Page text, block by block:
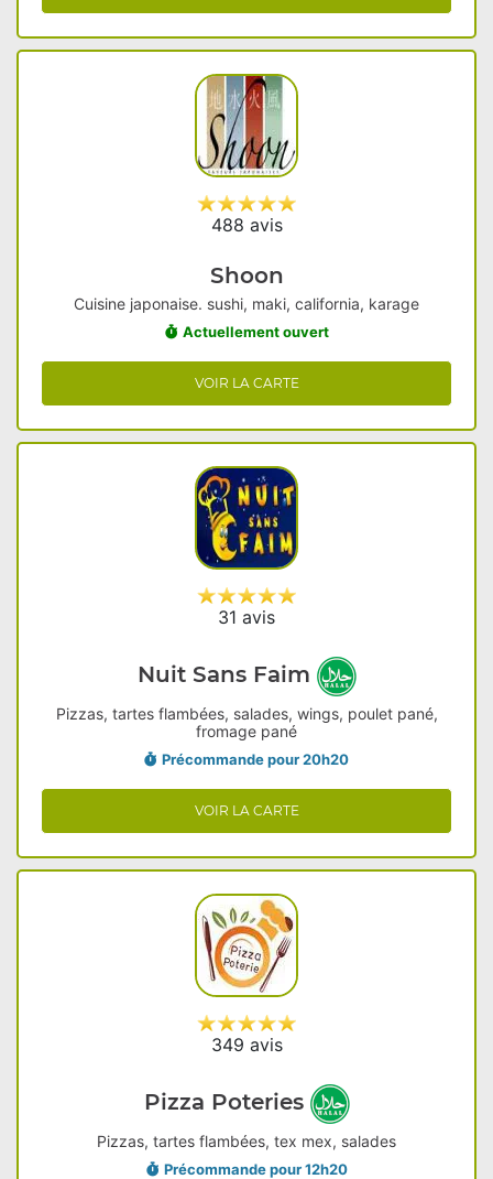
488 avis
Shoon
Cuisine japonaise. sushi, maki, california, karage
Actuellement ouvert
VOIR LA CARTE
31 avis
Nuit Sans Faim
Pizzas, tartes flambées, salades, wings, poulet pané,
fromage pané
Précommande pour 20h20
VOIR LA CARTE
349 avis
Pizza Poteries
Pizzas, tartes flambées, tex mex, salades
Précommande pour 12h20